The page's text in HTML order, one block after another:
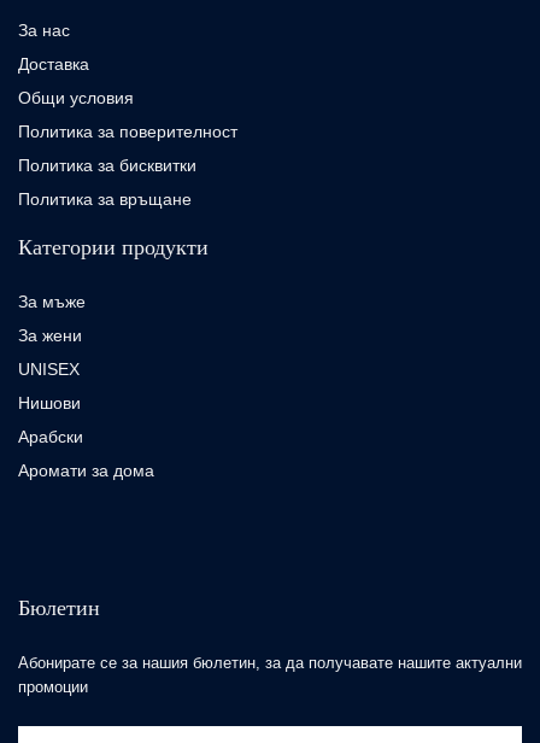
За нас
Доставка
Общи условия
Политика за поверителност
Политика за бисквитки
Политика за връщане
Категории продукти
За мъже
За жени
UNISEX
Нишови
Арабски
Аромати за дома
Бюлетин
Абонирате се за нашия бюлетин, за да получавате нашите актуални
промоции